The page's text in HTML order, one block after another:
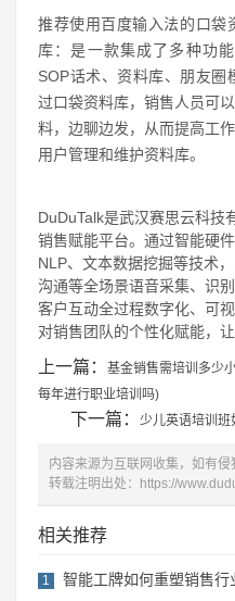
推荐使用百度输入法的口袋
库：是一款集成了多种功
SOP话术、资料库、朋友圈
过口袋资料库，销售人员可
料，边聊边发，从而提高工
用户管理和维护资料库。
DuDuTalk是武汉赛思云科技
销售赋能平台。通过智能硬
NLP、文本数据挖掘等技术
沟通等全场景语音采集、识
客户互动全过程数字化、可
对销售团队的个性化赋能，让
上一篇：
基金销售需培训多少
每年进行职业培训吗)
下一篇： 少儿英语培训班
内容来源为互联网收集，如有侵
转载注明出处：
https://
相关推荐
1 智能工牌如何重塑销售